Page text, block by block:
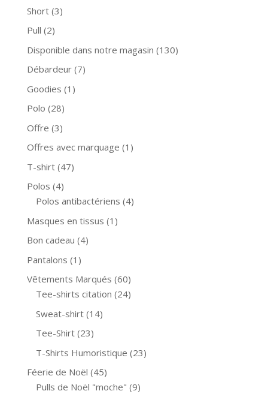
Short (3)
Pull (2)
Disponible dans notre magasin (130)
Débardeur (7)
Goodies (1)
Polo (28)
Offre (3)
Offres avec marquage (1)
T-shirt (47)
Polos (4)
Polos antibactériens (4)
Masques en tissus (1)
Bon cadeau (4)
Pantalons (1)
Vêtements Marqués (60)
Tee-shirts citation (24)
Sweat-shirt (14)
Tee-Shirt (23)
T-Shirts Humoristique (23)
Féerie de Noël (45)
Pulls de Noël "moche" (9)